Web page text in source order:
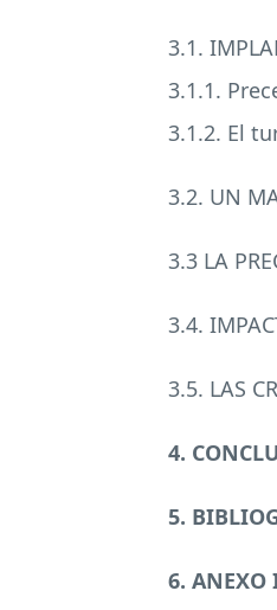
3.1.
3.1.1.
3.1.2. El
3.2. UN
3.3 LA
3.4.
3.5. LAS
4.
5.
6. ANEXO